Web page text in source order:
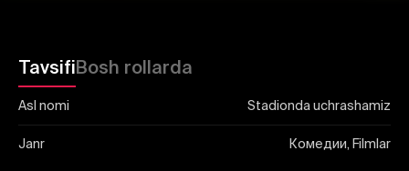
TavsifiBosh rollarda
Asl nomi Stadionda uchrashamiz
Janr Комедии, Filmlar